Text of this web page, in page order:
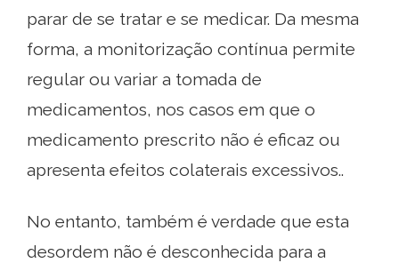
parar de se tratar e se medicar. Da mesma
forma, a monitorização contínua permite
regular ou variar a tomada de
medicamentos, nos casos em que o
medicamento prescrito não é eficaz ou
apresenta efeitos colaterais excessivos..
No entanto, também é verdade que esta
desordem não é desconhecida para a